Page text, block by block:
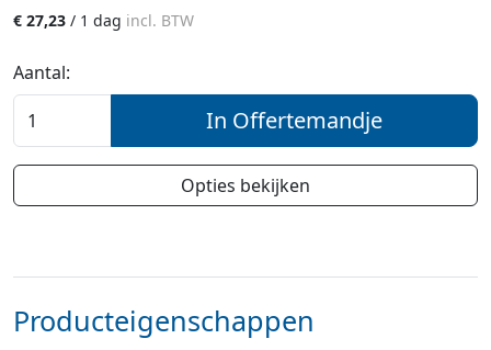
€ 27,23 / 1 dag incl. BTW
Aantal:
In Offertemandje
Opties bekijken
Producteigenschappen